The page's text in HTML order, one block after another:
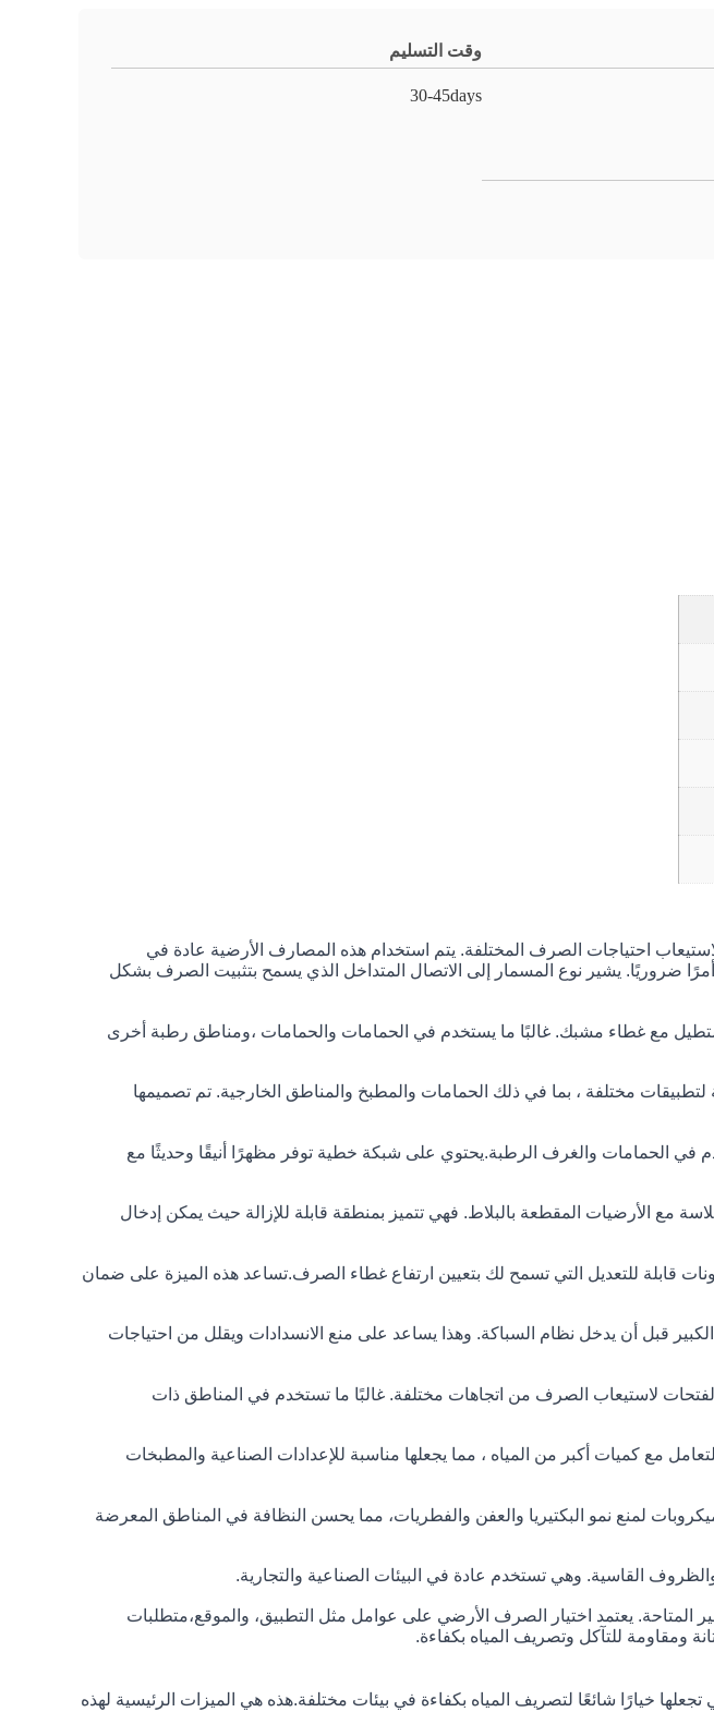
وقت التسليم
30-45days
احتياجات الصرف المختلفة. يتم استخدام هذه المصارف الأرضية عادة في
أمرًا ضروريًا. يشير نوع المسمار إلى الاتصال المتداخل الذي يسمح بتثبيت الصرف بشكل
مع غطاء مشبك. غالبًا ما يستخدم في الحمامات والحمامات ،ومناطق رطبة أخرى
مختلفة ، بما في ذلك الحمامات والمطبخ والمناطق الخارجية. تم تصميمها
الحمامات والغرف الرطبة.يحتوي على شبكة خطية توفر مظهرًا أنيقًا وحديثًا مع
مع الأرضيات المقطعة بالبلاط. فهي تتميز بمنطقة قابلة للإزالة حيث يمكن إدخال
قابلة للتعديل التي تسمح لك بتعيين ارتفاع غطاء الصرف.تساعد هذه الميزة على ضمان
قبل أن يدخل نظام السباكة. وهذا يساعد على منع الانسدادات ويقلل من احتياجات
لاستيعاب الصرف من اتجاهات مختلفة. غالبًا ما تستخدم في المناطق ذات
مع كميات أكبر من المياه ، مما يجعلها مناسبة للإعدادات الصناعية والمطبخات
لمنع نمو البكتيريا والعفن والفطريات، مما يحسن النظافة في المناطق المعرضة
القاسية. وهي تستخدم عادة في البيئات الصناعية والتجارية.
المتاحة. يعتمد اختيار الصرف الأرضي على عوامل مثل التطبيق، والموقع،متطلبات
ومقاومة للتآكل وتصريف المياه بكفاءة.
خيارًا شائعًا لتصريف المياه بكفاءة في بيئات مختلفة.هذه هي الميزات الرئيسية لهذه